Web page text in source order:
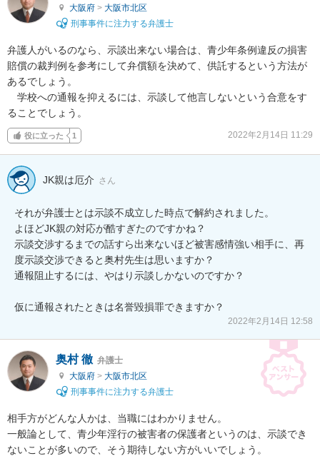
大阪府 > 大阪市北区
刑事事件に注力する弁護士
弁護人がいるのなら、示談出来ない場合は、青少年条例違反の損害
賠償の裁判例を参考にして弁償額を決めて、供託するという方法が
あるでしょう。
学校への通報を抑えるには、示談して他言しないという合意をす
ることでしょう。
役に立った 1 2022年2月14日 11:29
JK親は厄介 さん
それが弁護士とは示談不成立した時点で解約されました。
よほどJK親の対応が酷すぎたのですかね？
示談交渉するまでの話すら出来ないほど被害感情強い相手に、再
度示談交渉できると奥村先生は思いますか？
通報阻止するには、やはり示談しかないのですか？
仮に通報されたときは名誉毀損罪できますか？
2022年2月14日 12:58
奥村 徹 弁護士
大阪府 > 大阪市北区
刑事事件に注力する弁護士
相手方がどんな人かは、当職にはわかりません。
一般論として、青少年淫行の被害者の保護者というのは、示談でき
ないことが多いので、そう期待しない方がいいでしょう。